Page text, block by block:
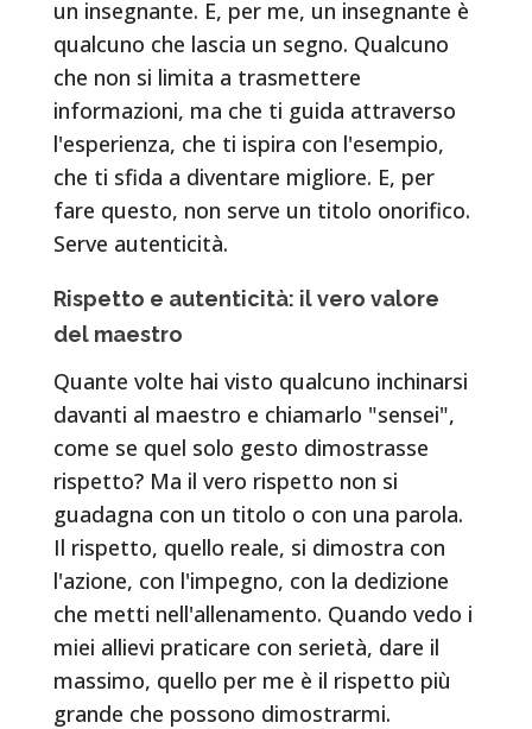
un insegnante. E, per me, un insegnante è
qualcuno che lascia un segno. Qualcuno
che non si limita a trasmettere
informazioni, ma che ti guida attraverso
l'esperienza, che ti ispira con l'esempio,
che ti sfida a diventare migliore. E, per
fare questo, non serve un titolo onorifico.
Serve autenticità.
Rispetto e autenticità: il vero valore
del maestro
Quante volte hai visto qualcuno inchinarsi
davanti al maestro e chiamarlo "sensei",
come se quel solo gesto dimostrasse
rispetto? Ma il vero rispetto non si
guadagna con un titolo o con una parola.
Il rispetto, quello reale, si dimostra con
l'azione, con l'impegno, con la dedizione
che metti nell'allenamento. Quando vedo i
miei allievi praticare con serietà, dare il
massimo, quello per me è il rispetto più
grande che possono dimostrarmi.